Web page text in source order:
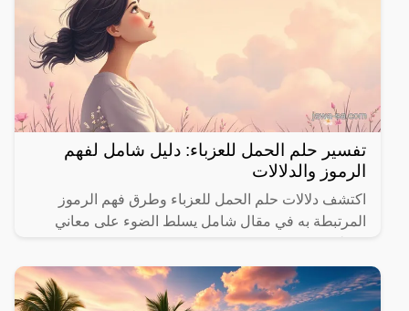
تفسير حلم الحمل للعزباء: دليل شامل لفهم
الرموز والدلالات
اكتشف دلالات حلم الحمل للعزباء وطرق فهم الرموز
المرتبطة به في مقال شامل يسلط الضوء على معاني